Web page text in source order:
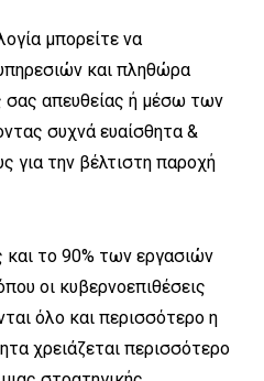
μπορείτε να
και πληθώρα
σας απευθείας ή μέσω των
συχνά ευαίσθητα &
για την βέλτιστη παροχή
το 90% των εργασιών
οι κυβερνοεπιθέσεις
όλο και περισσότερο η
χρειάζεται περισσότερο